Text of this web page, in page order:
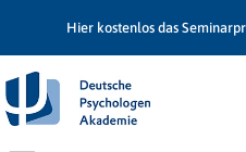
Hier kostenlos das